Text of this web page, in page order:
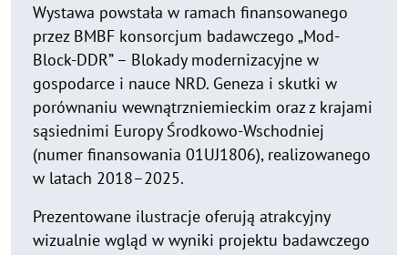
Wystawa powstała w ramach finansowanego
przez BMBF konsorcjum badawczego „Mod-
Block-DDR” – Blokady modernizacyjne w
gospodarce i nauce NRD. Geneza i skutki w
porównaniu wewnątrzniemieckim oraz z krajami
sąsiednimi Europy Środkowo-Wschodniej
(numer finansowania 01UJ1806), realizowanego
w latach 2018–2025.
Prezentowane ilustracje oferują atrakcyjny
wizualnie wgląd w wyniki projektu badawczego